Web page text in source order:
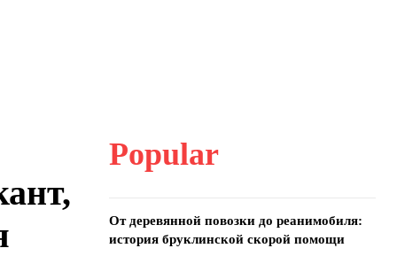
Popular
От деревянной повозки до реанимобиля:
история бруклинской скорой помощи